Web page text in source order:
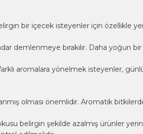
bir içecek isteyenler için özellikle
demlenmeye bırakılır. Daha yoğun
aromalara yönelmek isteyenler,
olması önemlidir. Aromatik
belirgin şekilde azalmış ürünler